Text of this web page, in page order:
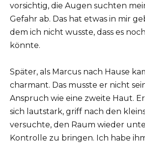
vorsichtig, die Augen suchten
Gefahr ab. Das hat etwas in mir
dem ich nicht wusste, dass es
könnte.
Später, als Marcus nach Hause
charmant. Das musste er nicht
Anspruch wie eine zweite Haut.
sich lautstark, griff nach den
versuchte, den Raum wieder
Kontrolle zu bringen. Ich habe